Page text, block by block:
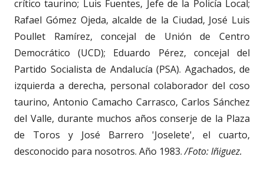
crítico taurino; Luis Fuentes, Jefe de la Policía Local;
Rafael Gómez Ojeda, alcalde de la Ciudad, José Luis
Poullet Ramírez, concejal de Unión de Centro
Democrático (UCD); Eduardo Pérez, concejal del
Partido Socialista de Andalucía (PSA). Agachados, de
izquierda a derecha, personal colaborador del coso
taurino, Antonio Camacho Carrasco, Carlos Sánchez
del Valle, durante muchos años conserje de la Plaza
de Toros y José Barrero 'Joselete', el cuarto,
desconocido para nosotros. Año 1983./Foto: Iñiguez.